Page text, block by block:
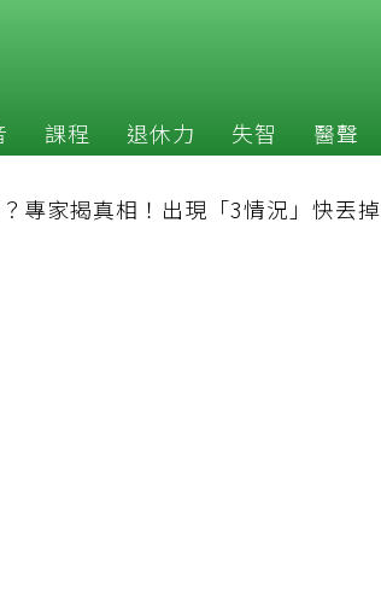
課程 退休力 失智 醫聲
專家揭真相！出現「3情況」快丟掉